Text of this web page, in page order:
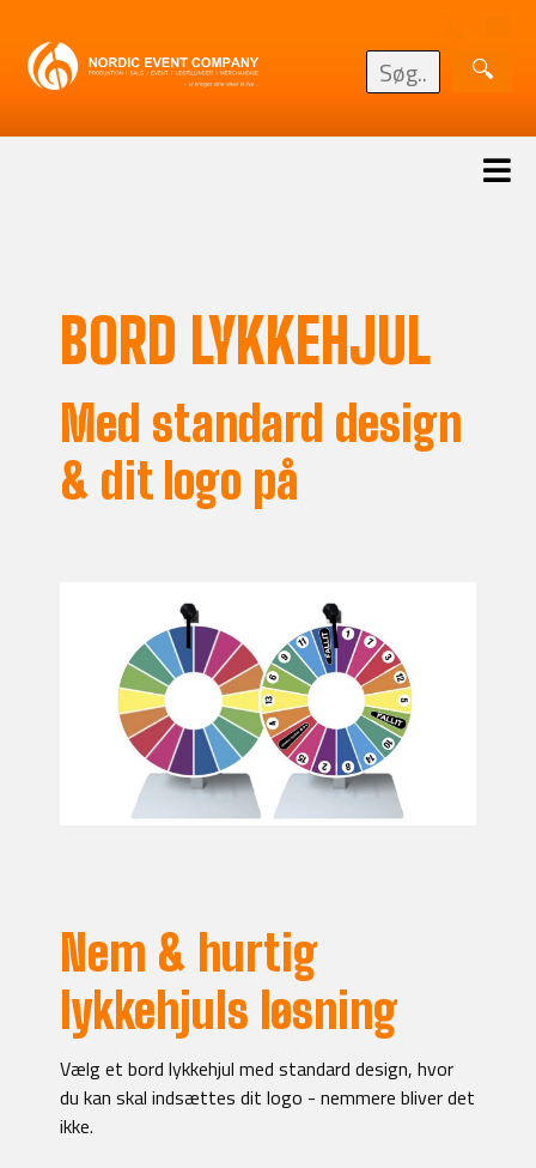
BORD LYKKEHJUL
Med standard design
& dit logo på
Nem & hurtig
lykkehjuls løsning
Vælg et bord lykkehjul med standard design, hvor
du kan skal indsættes dit logo - nemmere bliver det
ikke.